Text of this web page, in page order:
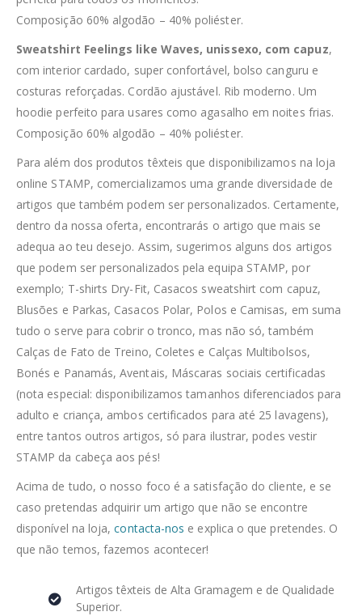
Composição 60% algodão – 40% poliéster.
Sweatshirt Feelings like Waves, unissexo, com capuz,
com interior cardado, super confortável, bolso canguru e
costuras reforçadas. Cordão ajustável. Rib moderno. Um
hoodie perfeito para usares como agasalho em noites frias.
Composição 60% algodão – 40% poliéster.
Para além dos produtos têxteis que disponibilizamos na loja
online STAMP, comercializamos uma grande diversidade de
artigos que também podem ser personalizados. Certamente,
dentro da nossa oferta, encontrarás o artigo que mais se
adequa ao teu desejo. Assim, sugerimos alguns dos artigos
que podem ser personalizados pela equipa STAMP, por
exemplo; T-shirts Dry-Fit, Casacos sweatshirt com capuz,
Blusões e Parkas, Casacos Polar, Polos e Camisas, em suma
tudo o serve para cobrir o tronco, mas não só, também
Calças de Fato de Treino, Coletes e Calças Multibolsos,
Bonés e Panamás, Aventais, Máscaras sociais certificadas
(nota especial: disponibilizamos tamanhos diferenciados para
adulto e criança, ambos certificados para até 25 lavagens),
entre tantos outros artigos, só para ilustrar, podes vestir
STAMP da cabeça aos pés!
Acima de tudo, o nosso foco é a satisfação do cliente, e se
caso pretendas adquirir um artigo que não se encontre
disponível na loja,contacta-nos e explica o que pretendes. O
que não temos, fazemos acontecer!
Artigos têxteis de Alta Gramagem e de Qualidade
Superior.